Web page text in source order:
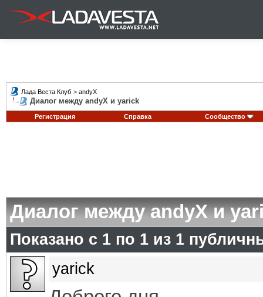
Лада Веста Клуб > andyX
Диалог между andyX и yarick
Регистрация Справка Сообщество
Диалог между andyX и
Показано с 1 по 1 из 1
yarick